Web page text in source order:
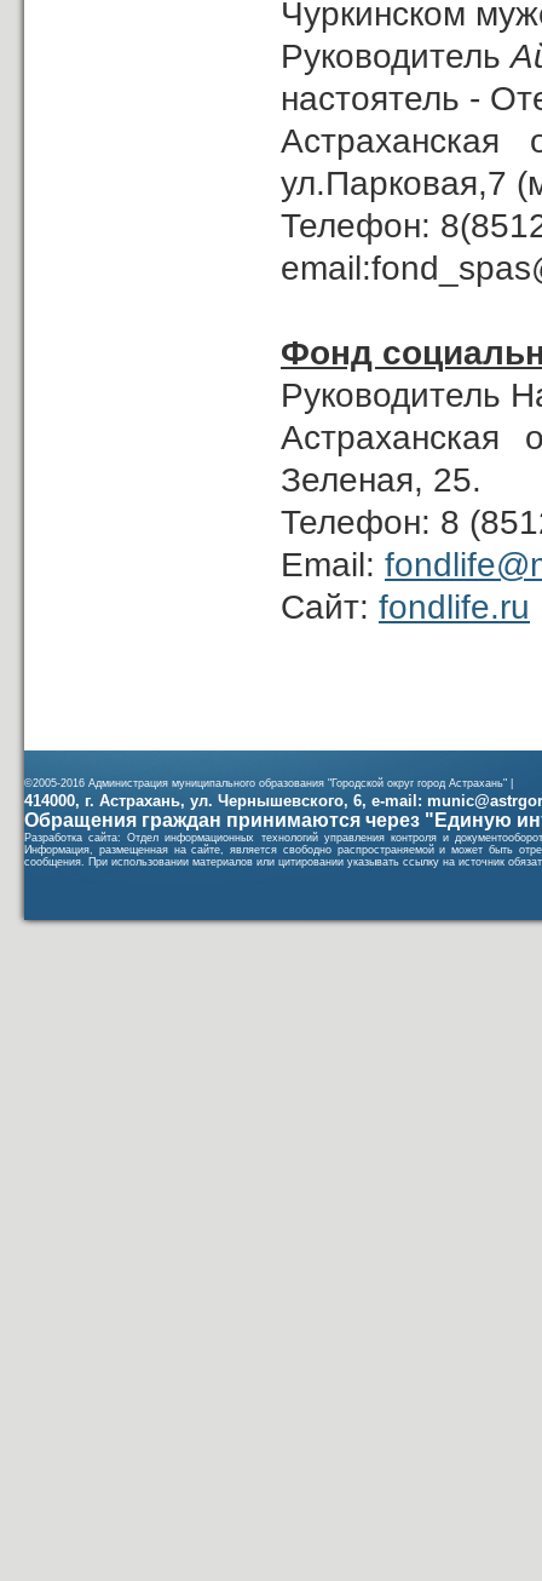
Чуркинском
Руководитель
настоятель -
Астраханская
ул.Парковая,7
Телефон:
Фонд
Руководитель
Астраханская
Зеленая, 25.
Телефон: 8
Еmail:
Сайт: fondlife.ru
©2005-2016 Администрация муниципального образования "Городской округ город Астрахань" |
414000, г. Астрахань, ул. Чернышевского, 6, e-mail:
Обращения граждан принимаются через "Единую
Разработка сайта: Отдел информационных технологий управления контроля и
Информация, размещенная на сайте, является свободно распространяемой и может быть
сообщения. При использовании материалов или цитировании указывать ссылку на источник